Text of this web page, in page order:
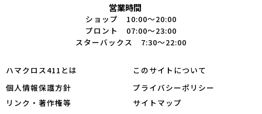
営業時間
ショップ 10:00～20:00
プロント 07:00～23:00
スターバックス 7:30～22:00
ハマクロス411とは
このサイトについて
個人情報保護方針
プライバシーポリシー
リンク・著作権等
サイトマップ